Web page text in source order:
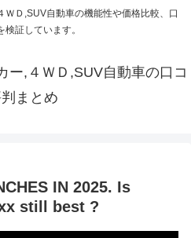
Ｄ,SUV自動車の機能性や価格比較、口
検証しています。
ー,４ＷＤ,SUV自動車の口コ
まとめ
IN 2025. Is
still best ?